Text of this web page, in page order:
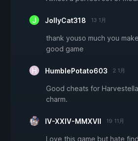
JollyCat318 13 1月
thank youso much you
good game
HumblePotato603 2 1月
Good cheats for
charm.
IV-XXIV-MMXVII 19 11月
Love this game but hate